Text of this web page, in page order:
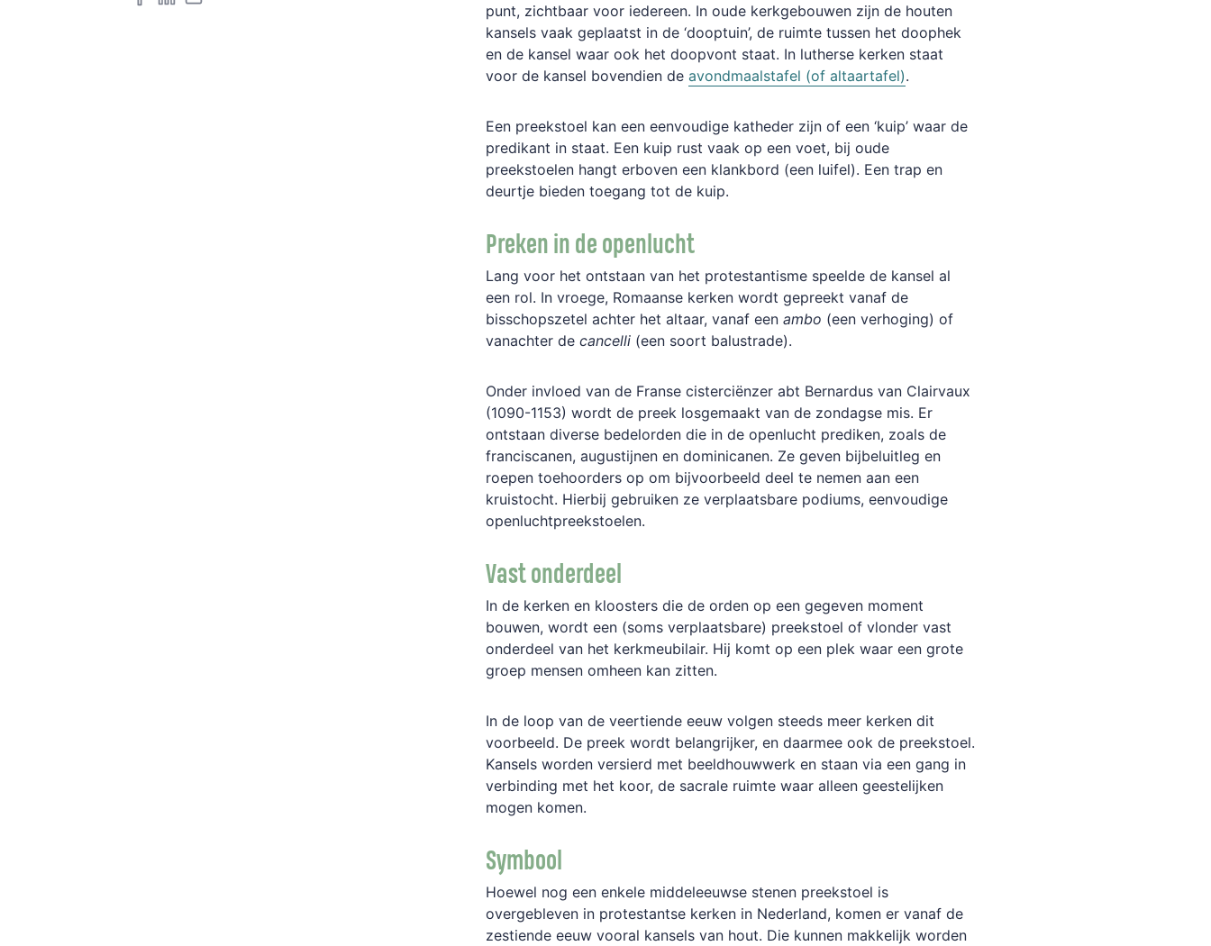
punt, zichtbaar voor iedereen. In oude kerkgebouwen zijn de houten
kansels vaak geplaatst in de ‘dooptuin’, de ruimte tussen het doophek
en de kansel waar ook het doopvont staat. In lutherse kerken staat
voor de kansel bovendien de avondmaalstafel (of altaartafel).
Een preekstoel kan een eenvoudige katheder zijn of een ‘kuip’ waar de
predikant in staat. Een kuip rust vaak op een voet, bij oude
preekstoelen hangt erboven een klankbord (een luifel). Een trap en
deurtje bieden toegang tot de kuip.
Prekenindeopenlucht
Lang voor het ontstaan van het protestantisme speelde de kansel al
een rol. In vroege, Romaanse kerken wordt gepreekt vanaf de
bisschopszetel achter het altaar, vanaf een ambo (een verhoging) of
vanachter de cancelli (een soort balustrade).
Onder invloed van de Franse cisterciënzer abt Bernardus van Clairvaux
(1090-1153) wordt de preek losgemaakt van de zondagse mis. Er
ontstaan diverse bedelorden die in de openlucht prediken, zoals de
franciscanen, augustijnen en dominicanen. Ze geven bijbeluitleg en
roepen toehoorders op om bijvoorbeeld deel te nemen aan een
kruistocht. Hierbij gebruiken ze verplaatsbare podiums, eenvoudige
openluchtpreekstoelen.
Vastonderdeel
In de kerken en kloosters die de orden op een gegeven moment
bouwen, wordt een (soms verplaatsbare) preekstoel of vlonder vast
onderdeel van het kerkmeubilair. Hij komt op een plek waar een grote
groep mensen omheen kan zitten.
In de loop van de veertiende eeuw volgen steeds meer kerken dit
voorbeeld. De preek wordt belangrijker, en daarmee ook de preekstoel.
Kansels worden versierd met beeldhouwwerk en staan via een gang in
verbinding met het koor, de sacrale ruimte waar alleen geestelijken
mogen komen.
Symbool
Hoewel nog een enkele middeleeuwse stenen preekstoel is
overgebleven in protestantse kerken in Nederland, komen er vanaf de
zestiende eeuw vooral kansels van hout. Die kunnen makkelijk worden